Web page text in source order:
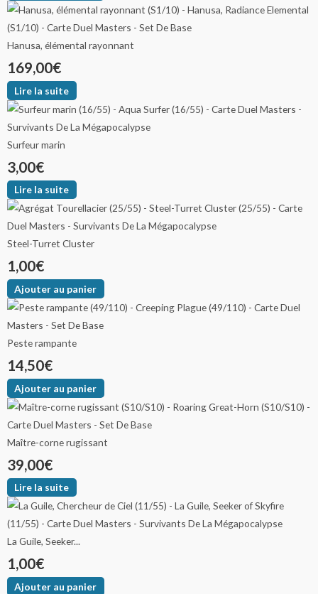
Hanusa, élémental rayonnant
169,00€
Lire la suite
Surfeur marin
3,00€
Lire la suite
Steel-Turret Cluster
1,00€
Ajouter au panier
Peste rampante
14,50€
Ajouter au panier
Maître-corne rugissant
39,00€
Lire la suite
La Guile, Seeker...
1,00€
Ajouter au panier